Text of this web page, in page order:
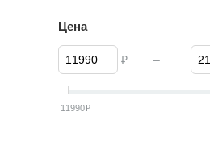
Цена
₽ –
11990₽